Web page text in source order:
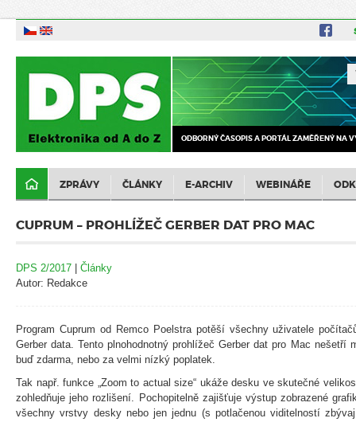
ODBORNÝ ČASOPIS A PORTÁL ZAMĚŘENÝ NA
ZPRÁVY ČLÁNKY E-ARCHIV WEBINÁŘE
CUPRUM – PROHLÍŽEČ GERBER DAT PRO MAC
DPS 2/2017 | Články
Autor: Redakce
Program Cuprum od Remco Poelstra potěší všechny uživatele
Gerber data. Tento plnohodnotný prohlížeč Gerber dat pro Mac
buď zdarma, nebo za velmi nízký poplatek.
Tak např. funkce „Zoom to actual size“ ukáže desku ve skutečné
zohledňuje jeho rozlišení. Pochopitelně zajišťuje výstup zobrazené
všechny vrstvy desky nebo jen jednu (s potlačenou viditelností